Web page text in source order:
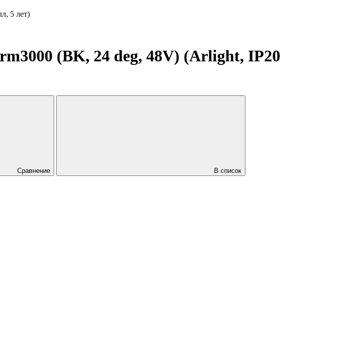
5 лет)
(BK, 24 deg, 48V) (Arlight, IP20
Сравнение
В список